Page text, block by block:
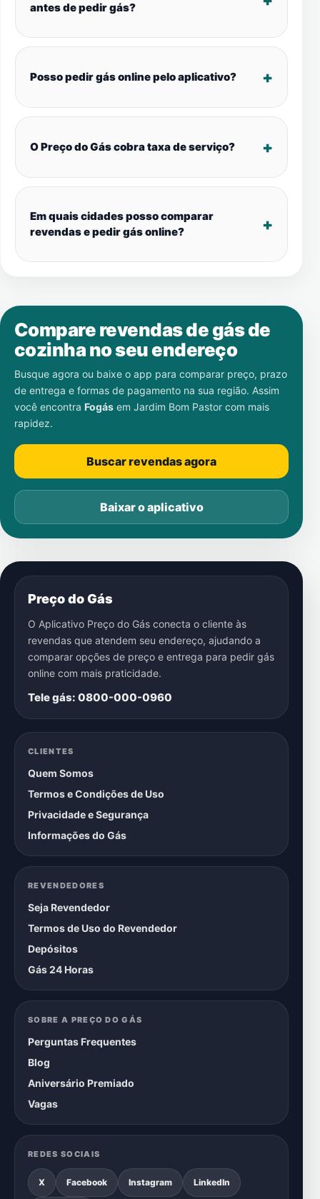
antes de pedir gás?
Posso pedir gás online pelo aplicativo?
O Preço do Gás cobra taxa de serviço?
Em quais cidades posso comparar
revendas e pedir gás online?
Compare revendas de gás de
cozinha no seu endereço
Busque agora ou baixe o app para comparar preço, prazo
de entrega e formas de pagamento na sua região. Assim
você encontra Fogás em Jardim Bom Pastor com mais
rapidez.
Buscar revendas agora
Baixar o aplicativo
Preço do Gás
O Aplicativo Preço do Gás conecta o cliente às
revendas que atendem seu endereço, ajudando a
comparar opções de preço e entrega para pedir gás
online com mais praticidade.
Tele gás: 0800-000-0960
CLIENTES
Quem Somos
Termos e Condições de Uso
Privacidade e Segurança
Informações do Gás
REVENDEDORES
Seja Revendedor
Termos de Uso do Revendedor
Depósitos
Gás 24 Horas
SOBRE A PREÇO DO GÁS
Perguntas Frequentes
Blog
Aniversário Premiado
Vagas
REDES SOCIAIS
X Facebook Instagram LinkedIn